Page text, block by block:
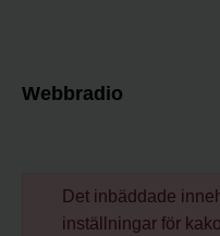
Webbradio
Det inbäddade
inställningar för